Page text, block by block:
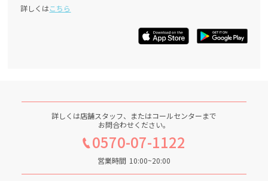
詳しくはこちら
詳しくは店舗スタッフ、またはコールセンターまで
お問合わせください。
0570-07-1122
営業時間 10:00~20:00